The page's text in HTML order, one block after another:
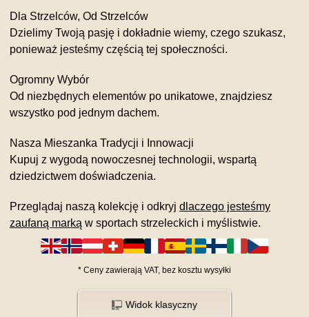
Dla Strzelców, Od Strzelców
Dzielimy Twoją pasję i dokładnie wiemy, czego szukasz,
ponieważ jesteśmy częścią tej społeczności.
Ogromny Wybór
Od niezbędnych elementów po unikatowe, znajdziesz
wszystko pod jednym dachem.
Nasza Mieszanka Tradycji i Innowacji
Kupuj z wygodą nowoczesnej technologii, wspartą
dziedzictwem doświadczenia.
Przeglądaj naszą kolekcję i odkryj dlaczego jesteśmy
zaufaną marką w sportach strzeleckich i myślistwie.
* Ceny zawierają VAT, bez kosztu wysyłki
Widok klasyczny